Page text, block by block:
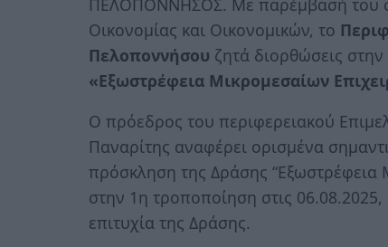
Οικονομίας και Οικονομικών, το
Πελοποννήσου ζητά διορθώσεις
«Εξωστρέφεια Μικρομεσαίων
Ο πρόεδρος του περιφερειακού
Παναρίτης αναφέρει ορισμένα
πρόσκληση της Δράσης
στην 1η τροποποίηση στις
επιτυχία της Δράσης.